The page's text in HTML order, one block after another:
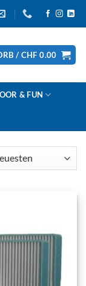
/ CHF 0.00
& FUN